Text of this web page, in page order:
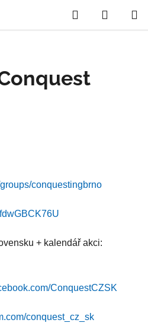
Hledat
KOŠÍK
conquestingbrno
+ kalendář akci:
ConquestCZSK
conquest_cz_sk